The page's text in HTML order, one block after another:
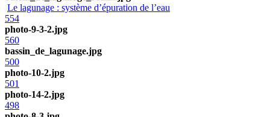
Le lagunage : système d’épuration de l’eau
554
photo-9-3-2.jpg
560
bassin_de_lagunage.jpg
500
photo-10-2.jpg
501
photo-14-2.jpg
498